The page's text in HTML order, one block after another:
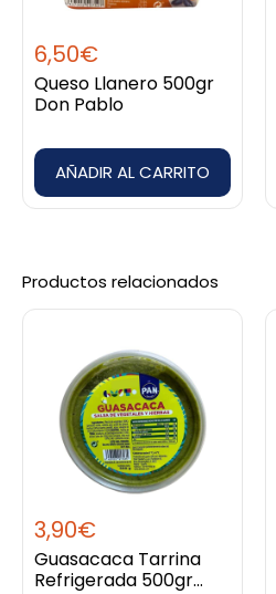
ELENA 30/12/2022
6,50€
Queso Llanero 500gr
Don Pablo
AÑADIR AL CARRITO
Productos relacionados
3,90€
Guasacaca Tarrina
Refrigerada 500gr